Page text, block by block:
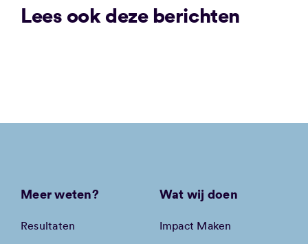
Lees ook deze berichten
Meer weten?
Resultaten
Wat wij doen
Impact Maken